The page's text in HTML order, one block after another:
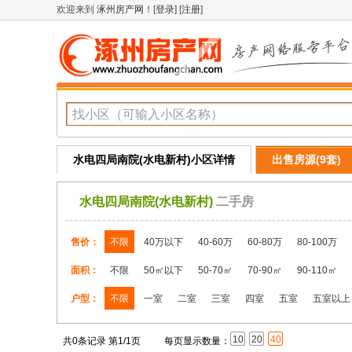
欢迎来到 涿州房产网 ！[登录] [注册]
水电四局南院(水电新村)小区详情 出售房源(9套)
水电四局南院(水电新村) 二手房
售价： 不限 40万以下 40-60万 60-80万 80-100万
面积： 不限 50㎡以下 50-70㎡ 70-90㎡ 90-110㎡
户型： 不限 一室 二室 三室 四室 五室 五室以上
共0条记录 第1/1页 每页显示数量： 10 20 40